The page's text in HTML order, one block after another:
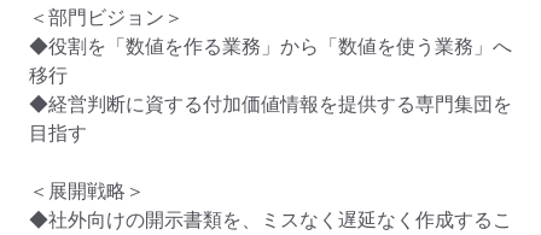
＜部門ビジョン＞
◆役割を「数値を作る業務」から「数値を使う業務」へ
移行
◆経営判断に資する付加価値情報を提供する専門集団を
目指す
＜展開戦略＞
◆社外向けの開示書類を、ミスなく遅延なく作成するこ